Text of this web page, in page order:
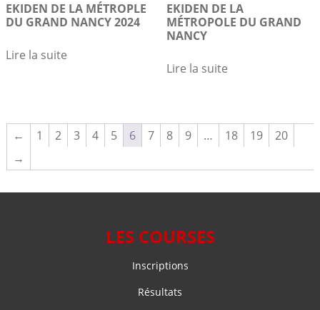
être
produit
EKIDEN DE LA MÉTROPLE
DU GRAND NANCY 2024
Lire la suite
EKIDEN DE LA
MÉTROPOLE DU GRAND
NANCY
Lire la suite
← 1 2 3 4 5 6 7 8 9 … 18 19
20
→
LES COURSES
Inscriptions
Résultats